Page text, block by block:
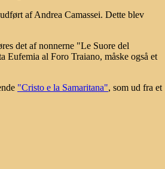
udført af Andrea Camassei. Dette blev
det af nonnerne "Le Suore del
Eufemia al Foro Traiano, måske også et
"Cristo e la Samaritana", som ud fra et